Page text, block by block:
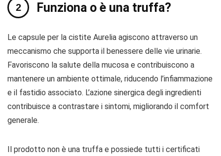
Funziona o è una truffa?
Le capsule per la cistite Aurelia agiscono attraverso un
meccanismo che supporta il benessere delle vie urinarie.
Favoriscono la salute della mucosa e contribuiscono a
mantenere un ambiente ottimale, riducendo l’infiammazione
e il fastidio associato. L’azione sinergica degli ingredienti
contribuisce a contrastare i sintomi, migliorando il comfort
generale.
Il prodotto non è una truffa e possiede tutti i certificati